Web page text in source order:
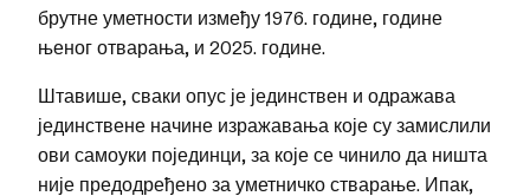
брутне уметности између 1976. године, године
њеног отварања, и 2025. године.
Штавише, сваки опус је јединствен и одражава
јединствене начине изражавања које су замислили
ови самоуки појединци, за које се чинило да ништа
није предодређено за уметничко стварање. Ипак,